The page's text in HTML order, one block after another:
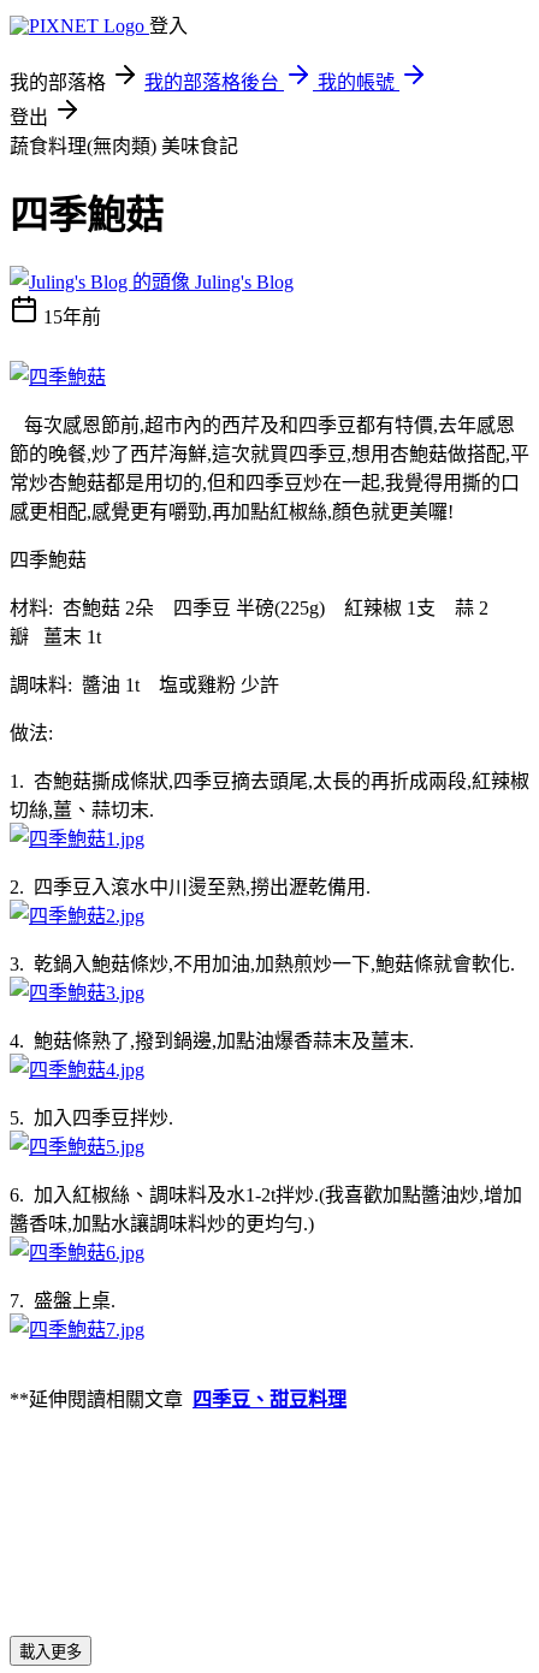
登入
我的部落格 我的部落格後台
我的帳號
登出
蔬食料理(無肉類) 美味食記
四季鮑菇
Juling's Blog
15年前
每次感恩節前,超市內的西芹及和四季豆都有特價,去年感恩
節的晚餐,炒了西芹海鮮,這次就買四季豆,想用杏鮑菇做搭配,平
常炒杏鮑菇都是用切的,但和四季豆炒在一起,我覺得用撕的口
感更相配,感覺更有嚼勁,再加點紅椒絲,顏色就更美囉!
四季鮑菇
材料: 杏鮑菇 2朵 四季豆 半磅(225g) 紅辣椒 1支 蒜 2
瓣 薑末 1t
調味料: 醬油 1t 塩或雞粉 少許
做法:
1. 杏鮑菇撕成條狀,四季豆摘去頭尾,太長的再折成兩段,紅辣椒
切絲,薑、蒜切末.
2. 四季豆入滾水中川燙至熟,撈出瀝乾備用.
3. 乾鍋入鮑菇條炒,不用加油,加熱煎炒一下,鮑菇條就會軟化.
4. 鮑菇條熟了,撥到鍋邊,加點油爆香蒜末及薑末.
5. 加入四季豆拌炒.
6. 加入紅椒絲、調味料及水1-2t拌炒.(我喜歡加點醬油炒,增加
醬香味,加點水讓調味料炒的更均勻.)
7. 盛盤上桌.
**延伸閱讀相關文章 四季豆、甜豆料理
載入更多